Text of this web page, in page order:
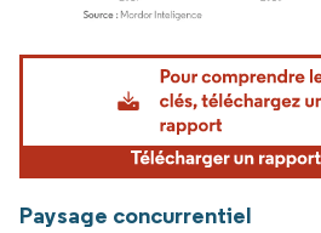
Image © Mordor Intelligence. La réutilisation
Paysage concurrentiel